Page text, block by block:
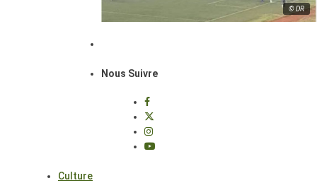
© DR
Nous Suivre
Culture